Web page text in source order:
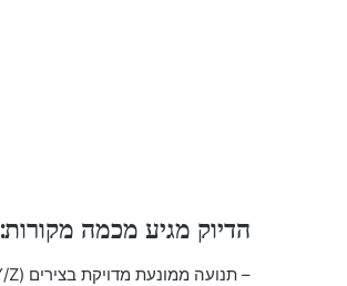
הדיוק מגיע מכמה מקורות:
– תנועה ממונעת מדויקת בצירים (X/Y/Z)